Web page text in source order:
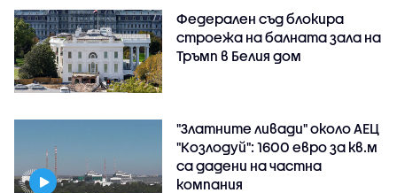
Федерален съд блокира
строежа на балната зала на
Тръмп в Белия дом
"Златните ливади" около АЕЦ
"Козлодуй": 1600 евро за кв.м
са дадени на частна
компания